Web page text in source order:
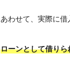
あわせて、実際に借
ローンとして借り